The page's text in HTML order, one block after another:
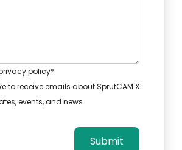
policy*
to receive emails about SprutCAM X
events, and news